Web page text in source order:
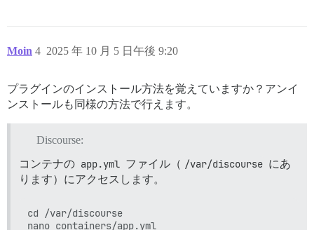
Moin 2025 年 10 月 5 日午後 9:20
4
プラグインのインストール方法を覚えていますか？アンイ
ンストールも同様の方法で行えます。
Discourse:
コンテナの app.yml ファイル（ /var/discourse にあ
ります）にアクセスします。
cd /var/discourse